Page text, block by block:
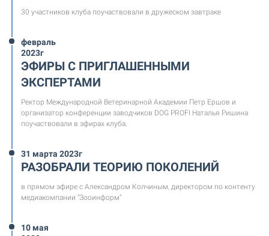
30 участников клуба поучаствовали в дружеском завтраке
февраль
2023г
ЭФИРЫ С ПРИГЛАШЕННЫМИ
ЭКСПЕРТАМИ
Ректор Международной Ветеринарной Академии Петр Ершов и
организатор конференции заводчиков DOG PROFI Наталья Ришина
поучаствовали в эфирах клуба.
31 марта 2023г
РАЗОБРАЛИ ТЕОРИЮ ПОКОЛЕНИЙ
в прямом эфире с Александром Колчиным, директором по контенту
медиакомпании "Зооинформ"
10 мая